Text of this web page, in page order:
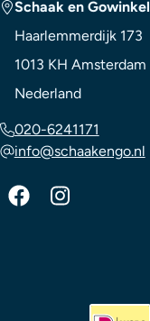
Schaak en
Haarlemmerdijk 173
1013 KH Amsterdam
Nederland
020-6241171
info@schaakengo.nl